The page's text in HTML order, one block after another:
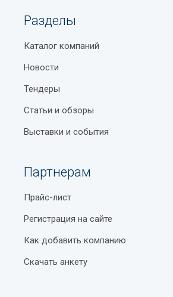
Разделы
Каталог компаний
Новости
Тендеры
Статьи и обзоры
Выставки и события
Партнерам
Прайс-лист
Регистрация на сайте
Как добавить компанию
Скачать анкету